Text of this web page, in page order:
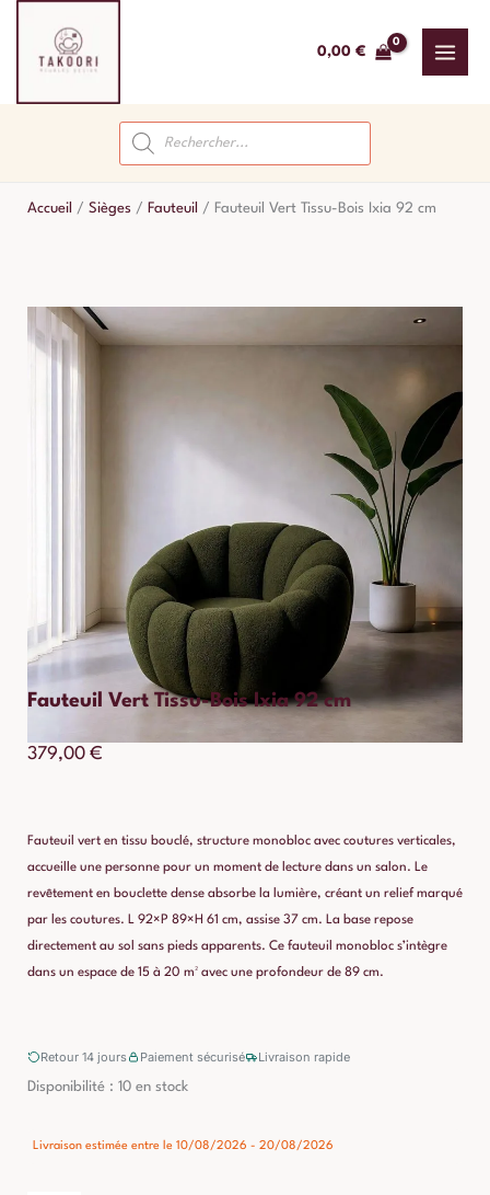
contenu
0,00 €
Recherche
de
produits
Accueil / Sièges / Fauteuil / Fauteuil Vert Tissu-Bois Ixia 92 cm
Fauteuil Vert Tissu-Bois Ixia 92 cm
379,00 €
Fauteuil vert en tissu bouclé, structure monobloc avec coutures verticales,
accueille une personne pour un moment de lecture dans un salon. Le
revêtement en bouclette dense absorbe la lumière, créant un relief marqué
par les coutures. L 92×P 89×H 61 cm, assise 37 cm. La base repose
directement au sol sans pieds apparents. Ce fauteuil monobloc s’intègre
dans un espace de 15 à 20 m² avec une profondeur de 89 cm.
Retour 14 jours Paiement sécurisé Livraison rapide
Disponibilité : 10 en stock
Livraison estimée entre le 10/08/2026 - 20/08/2026
quantité
Fauteuil